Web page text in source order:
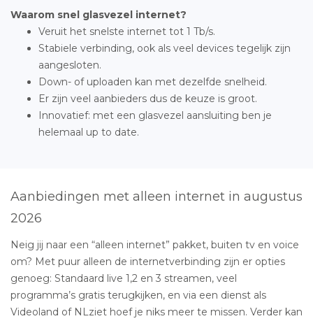
Waarom snel glasvezel internet?
Veruit het snelste internet tot 1 Tb/s.
Stabiele verbinding, ook als veel devices tegelijk zijn
aangesloten.
Down- of uploaden kan met dezelfde snelheid.
Er zijn veel aanbieders dus de keuze is groot.
Innovatief: met een glasvezel aansluiting ben je
helemaal up to date.
Aanbiedingen met alleen internet in augustus
2026
Neig jij naar een “alleen internet” pakket, buiten tv en voice
om? Met puur alleen de internetverbinding zijn er opties
genoeg: Standaard live 1,2 en 3 streamen, veel
programma’s gratis terugkijken, en via een dienst als
Videoland of NLziet hoef je niks meer te missen. Verder kan